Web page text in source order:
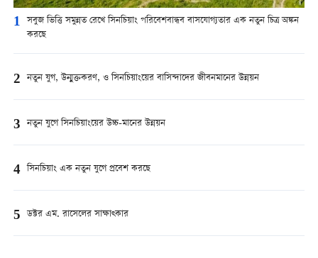
1 সবুজ ভিত্তি সমুন্নত রেখে সিনচিয়াং পরিবেশবান্ধব বাসযোগ্যতার এক নতুন চিত্র অঙ্কন
করছে
2 নতুন যুগ, উন্মুক্তকরণ, ও সিনচিয়াংয়ের বাসিন্দাদের জীবনমানের উন্নয়ন
3 নতুন যুগে সিনচিয়াংয়ের উচ্চ-মানের উন্নয়ন
4 সিনচিয়াং এক নতুন যুগে প্রবেশ করছে
5 ডক্টর এম. রাসেলের সাক্ষাত্কার